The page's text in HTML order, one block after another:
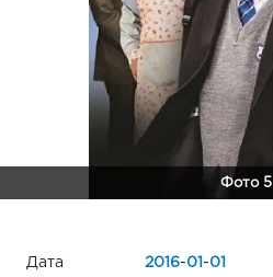
Фото 5
Дата
2016-01 -01